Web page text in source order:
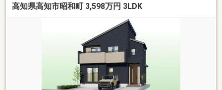
高知県高知市昭和町 3,598万円 3LDK